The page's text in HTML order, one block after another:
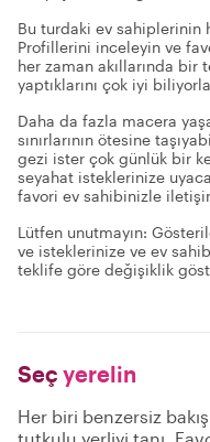
Bu turdaki ev sahiplerinin
Profillerini inceleyin ve
her zaman akıllarında bir
yaptıklarını çok iyi
Daha da fazla macera
sınırlarının ötesine
gezi ister çok günlük bir
seyahat isteklerinize
favori ev sahibinizle
Lütfen unutmayın:
ve isteklerinize ve ev
teklife göre değişiklik
Seç yerelin
Her biri benzersiz